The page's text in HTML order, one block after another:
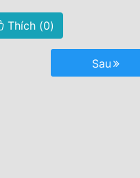
Thích (0)
Sau